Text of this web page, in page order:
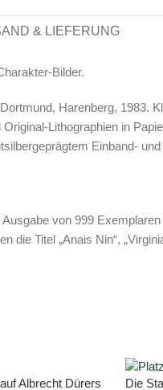
& LIEFERUNG
Bilder.
Harenberg, 1983.
Lithographien in
Einband-
von 999
die Titel „Anais Nin“,
Albrecht Dürers
Die